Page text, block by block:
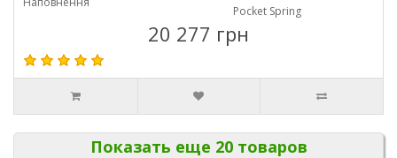
Pocket Spring
20 277 грн
Показать еще 20 товаров